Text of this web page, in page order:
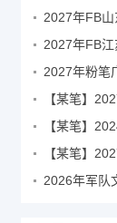
2027年FB
2027年FB
2027年粉笔
【某笔】
【某笔】
【某笔】
2026年军队